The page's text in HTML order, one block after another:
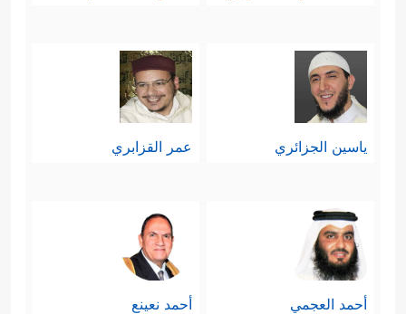
ياسين الجزائري عمر القزابري
أحمد العجمي أحمد نعينع